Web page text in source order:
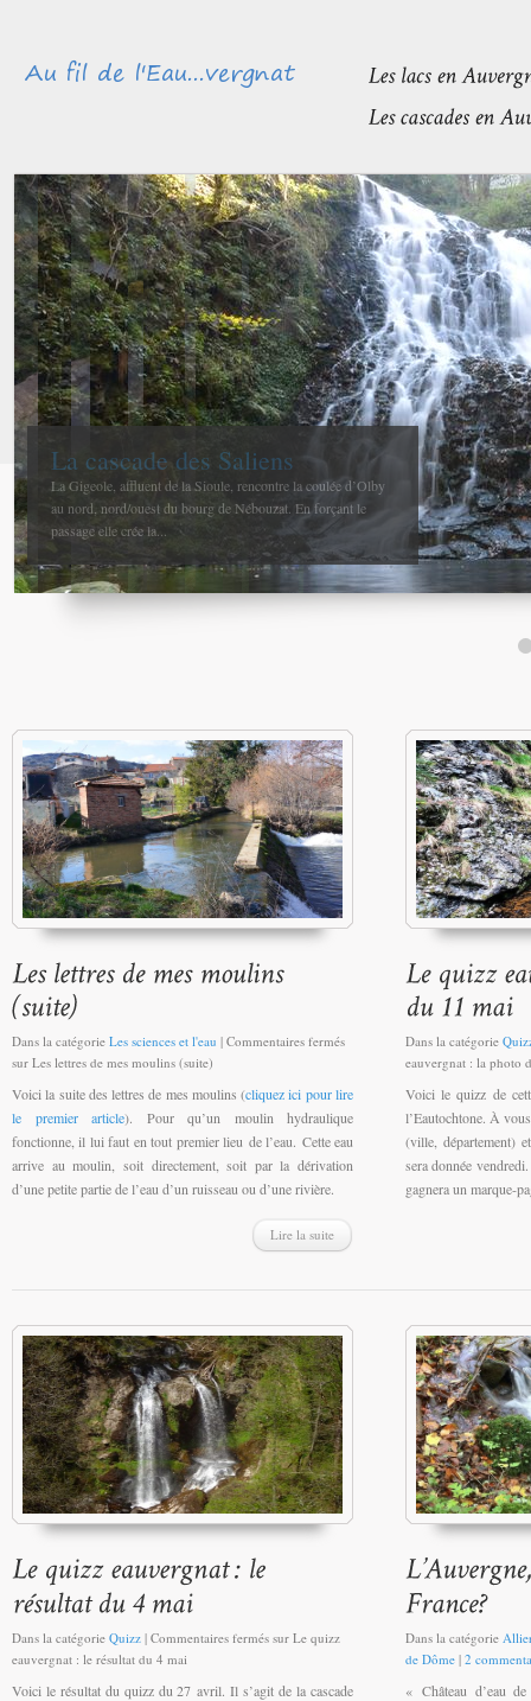
Méandres et boires de la Sioule
avant de rejoindre l’Allier
La confluence entre la Sioule et l’Allier se fait entre Contigny
et La Ferté-Hauterive peu après Saint-Pourçain sur-Sioule à...
Dans la catégorie Les sciences et l'eau | Commentaires fermés
sur Les lettres de mes moulins (suite)
Voici la suite des lettres de mes moulins (cliquez ici pour lire
le premier article). Pour qu’un moulin hydraulique
fonctionne, il lui faut en tout premier lieu de l’eau. Cette eau
arrive au moulin, soit directement, soit par la dérivation
d’une petite partie de l’eau d’un ruisseau ou d’une rivière.
Lire la suite
Dans la catégorie
eauvergnat : la photo
Voici le quizz de
l’Eautochtone. À
(ville, département)
sera donnée
gagnera un marque-
Dans la catégorie Quizz | Commentaires fermés sur Le quizz
eauvergnat : le résultat du 4 mai
Voici le résultat du quizz du 27 avril. Il s’agit de la cascade
Dans la catégorie
de Dôme | 2
« Château d’eau